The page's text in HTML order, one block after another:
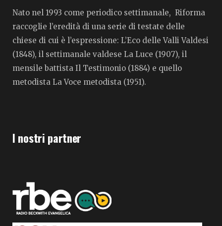
Nato nel 1993 come periodico settimanale, Riforma
raccoglie l’eredità di una serie di testate delle
chiese di cui è l’espressione: L’Eco delle Valli Valdesi
(1848), il settimanale valdese La Luce (1907), il
mensile battista Il Testimonio (1884) e quello
metodista La Voce metodista (1951).
I nostri partner